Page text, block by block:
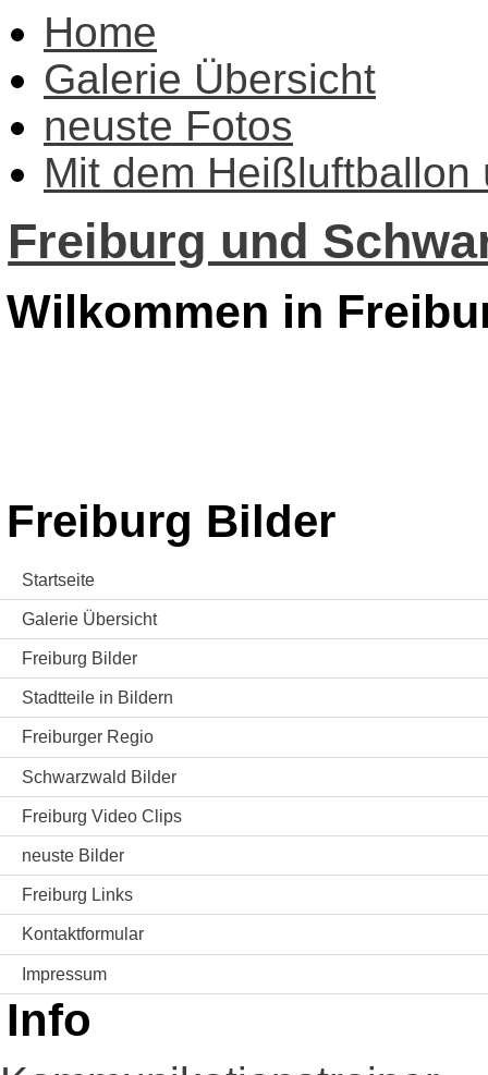
Home
Galerie Übersicht
neuste Fotos
Mit dem Heißluftballon
Freiburg und
Wilkommen in
Freiburg Bilder
Startseite
Galerie Übersicht
Freiburg Bilder
Stadtteile in Bildern
Freiburger Regio
Schwarzwald Bilder
Freiburg Video Clips
neuste Bilder
Freiburg Links
Kontaktformular
Impressum
Info